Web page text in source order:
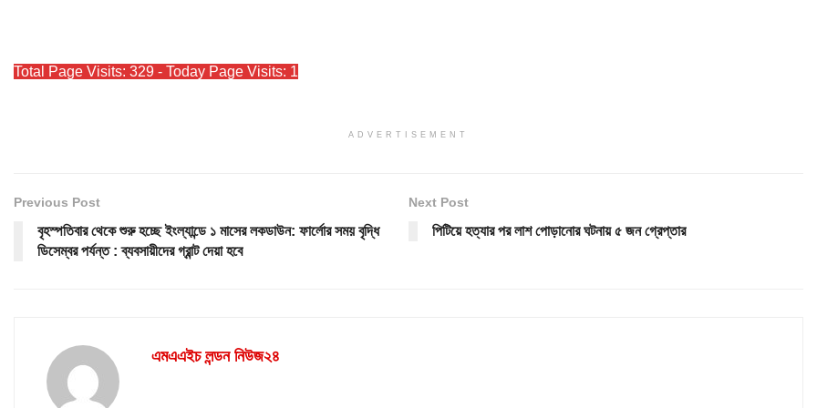
Total Page Visits: 329 - Today Page Visits: 1
ADVERTISEMENT
Previous Post
বৃহস্পতিবার থেকে শুরু হচ্ছে ইংল্যান্ডে ১ মাসের লকডাউন: ফার্লোর সময় বৃদ্ধি
ডিসেম্বর পর্যন্ত : ব্যবসায়ীদের গ্রান্ট দেয়া হবে
Next Post
পিটিয়ে হত্যার পর লাশ পোড়ানোর ঘটনায় ৫ জন গ্রেপ্তার
এমএএইচ লন্ডন নিউজ২৪